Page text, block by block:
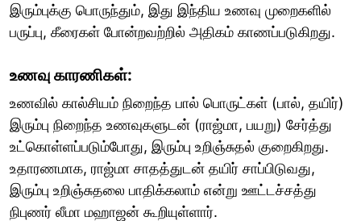
இரும்புக்கு பொருந்தும், இது இந்திய உணவு முறைகளில்
பருப்பு, கீரைகள் போன்றவற்றில் அதிகம் காணப்படுகிறது.
உணவு காரணிகள்:
உணவில் கால்சியம் நிறைந்த பால் பொருட்கள் (பால், தயிர்)
இரும்பு நிறைந்த உணவுகளுடன் (ராஜ்மா, பயறு) சேர்த்து
உட்கொள்ளப்படும்போது, இரும்பு உறிஞ்சுதல் குறைகிறது.
உதாரணமாக, ராஜ்மா சாதத்துடன் தயிர் சாப்பிடுவது,
இரும்பு உறிஞ்சுதலை பாதிக்கலாம் என்று ஊட்டச்சத்து
நிபுணர் லீமா மஹாஜன் கூறியுள்ளார்.